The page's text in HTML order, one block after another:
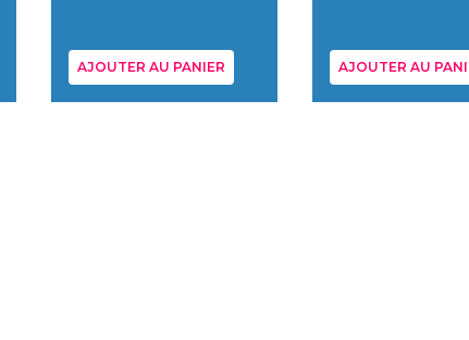
AJOUTER AU PANIER AJOUTER AU